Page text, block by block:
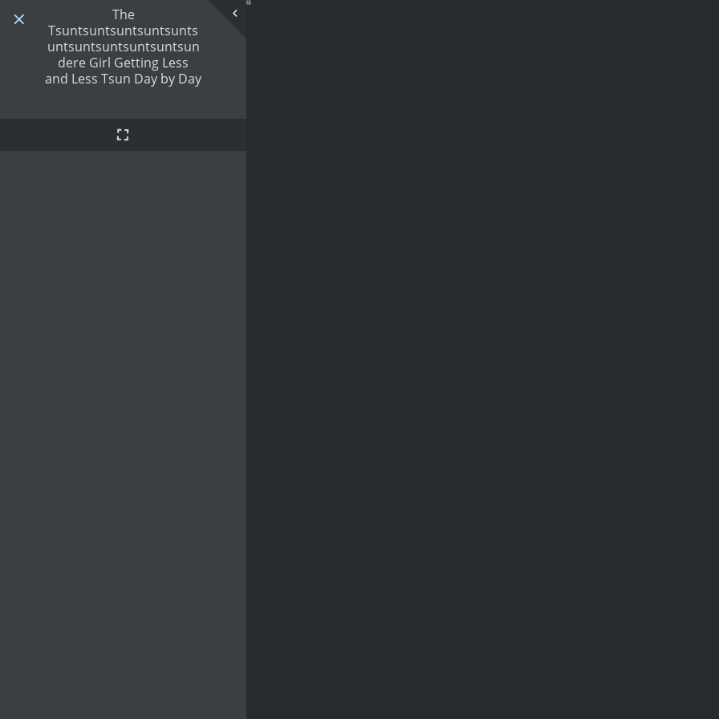
The
Tsuntsuntsuntsuntsunts
untsuntsuntsuntsuntsun
dere Girl Getting Less
and Less Tsun Day by Day